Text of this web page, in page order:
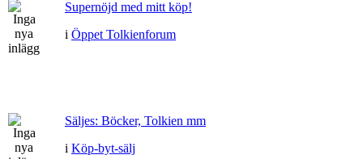
Supernöjd med mitt köp!
i Öppet Tolkienforum
Säljes: Böcker, Tolkien mm
i Köp-byt-sälj